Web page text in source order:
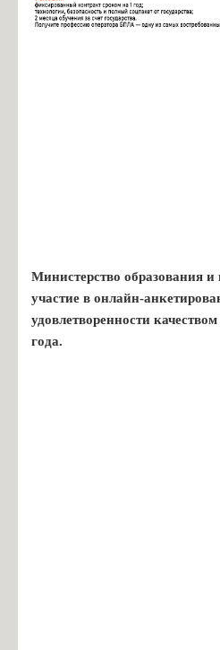
Министерство образования
участие в онлайн-
удовлетворенности
года.